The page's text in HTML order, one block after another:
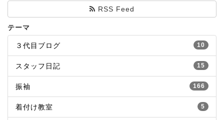
RSS Feed
テーマ
10
３代目ブログ
15
スタッフ日記
166
振袖
5
着付け教室